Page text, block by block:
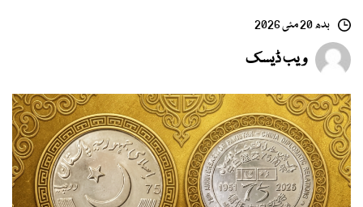
بدھ 20 مئی 2026
ویب ڈیسک